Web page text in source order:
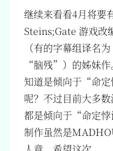
继续来看看4月将要
Steins;Gate 游戏改
（有的字幕组译名
“脑残”）的姊妹作
知道是倾向于“命
呢？不过目前大多
都是倾向于“命定
制作虽然是